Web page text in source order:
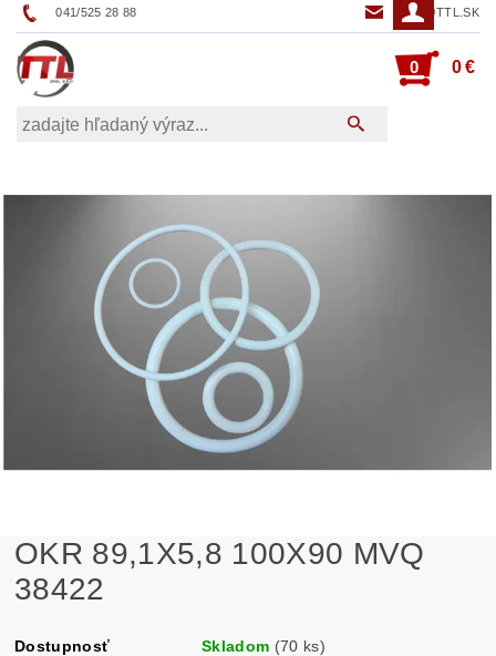
041/525 28 88 TTL@TTL.SK
0 0 €
OKR 89,1X5,8 100X90 MVQ
38422
Dostupnosť Skladom (70 ks)